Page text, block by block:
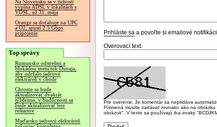
Na Slovensku sa v tichosti
vypína ADSL v lokalitách s
VDSL, už 31. mája
Orange sa doťahuje na UPC
a O2, spustí 2.5 Gbps
pripojenie
Top správy
Rumunsko odstrelmi a
blokádou mení tok Dunaja,
aby udržalo jadrovú
elektráreň v chode
Chrome sa bude
aktualizovať dvakrát
týždenne, v budúcnosti sa
bude aktualizovať bez
reštartov
Maďarsko jadrovú elektráreň
Prihláste sa a povoľte si emailové
Overovací text:
Pre overenie, že komentár sa nepridáva
Písmená musíte zadávať rovnako ako na
obrázok". V texte sa používajú iba znaky